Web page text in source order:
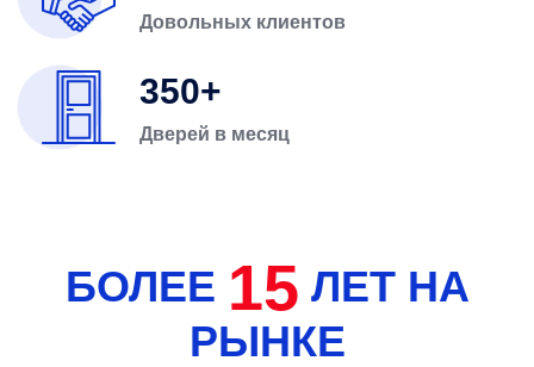
Довольных клиентов
350
Дверей в месяц
БОЛЕЕ 15 ЛЕТ НА
РЫНКЕ